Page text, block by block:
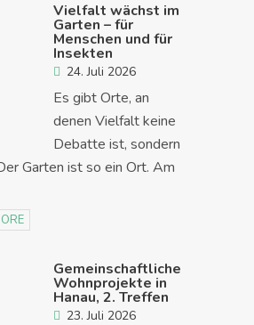
Vielfalt wächst im
Garten – für
Menschen und für
Insekten
24. Juli 2026
Es gibt Orte, an
denen Vielfalt keine
Debatte ist, sondern
Garten ist so ein Ort. Am
Gemeinschaftliche
Wohnprojekte in
Hanau, 2. Treffen
23. Juli 2026